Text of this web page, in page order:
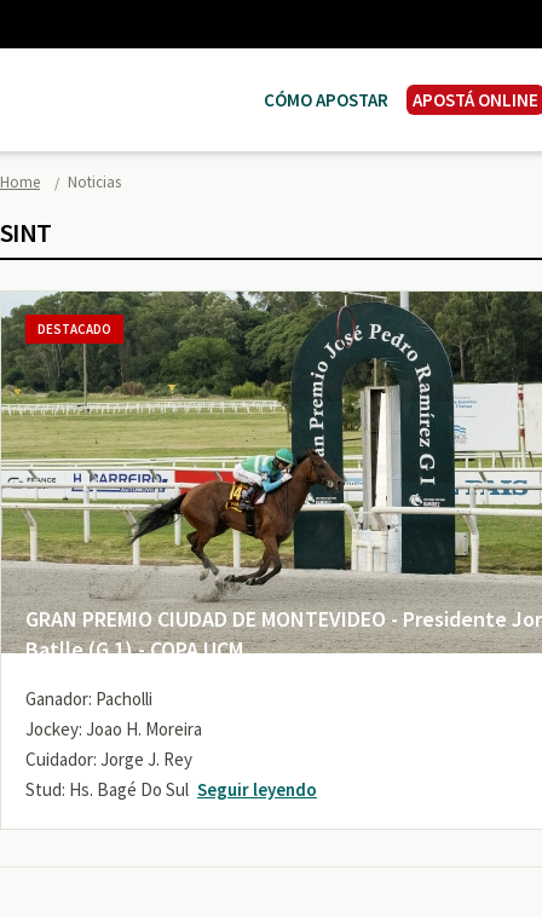
CÓMO APOSTAR APOSTÁ ONLINE
Home Noticias
SINT
GRAN PREMIO CIUDAD DE MONTEVIDEO - Presidente
Batlle (G 1) - COPA UCM
DESTACADO
Ganador: Pacholli
Jockey: Joao H. Moreira
Cuidador: Jorge J. Rey
Stud: Hs. Bagé Do Sul Seguir leyendo